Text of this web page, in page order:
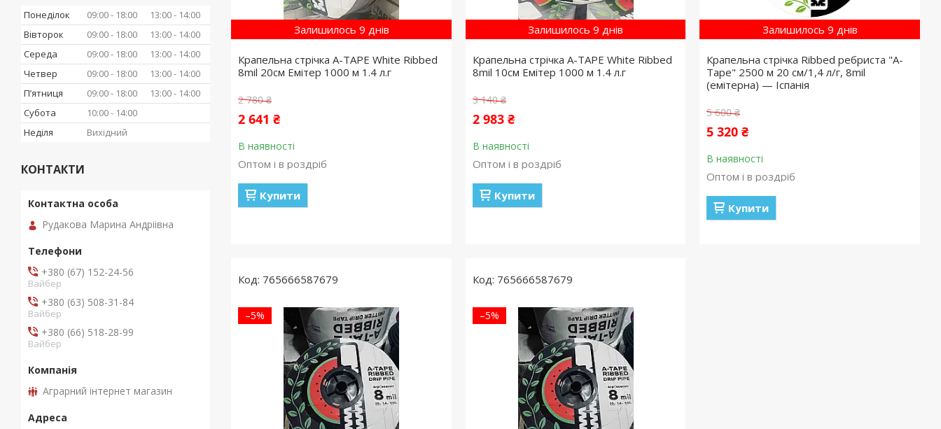
Залишилось 9 днів
Крапельна стрічка A-TAPE White Ribbed
8mil 20см Емітер 1000 м 1.4 л.г
2 780 ₴
2 641 ₴
В наявності
Оптом і в роздріб
Купити
Залишилось 9 днів
Крапельна стрічка A-TAPE White Ribbed
8mil 10см Емітер 1000 м 1.4 л.г
3 140 ₴
2 983 ₴
В наявності
Оптом і в роздріб
Купити
Залишилось 9 днів
Крапельна стрічка Ribbed ребриста "A-
Tape" 2500 м 20 см/1,4 л/г, 8mil
(емітерна) — Іспанія
5 600 ₴
5 320 ₴
В наявності
Оптом і в роздріб
Купити
765666587679
–5%
765666587679
–5%
Понеділок 09:00 18:00 13:00
14:00
Вівторок
09:00 18:00 13:00
14:00
Середа
09:00 18:00 13:00
14:00
Четвер
09:00 18:00 13:00
14:00
Пʼятниця
09:00 18:00 13:00
14:00
Субота
10:00
14:00
Неділя
Вихідний
КОНТАКТИ
Рудакова Марина Андріівна
+380 (67) 152-24-56
Вайбер
+380 (63) 508-31-84
Вайбер
+380 (66) 518-28-99
Вайбер
Аграрний інтернет магазин